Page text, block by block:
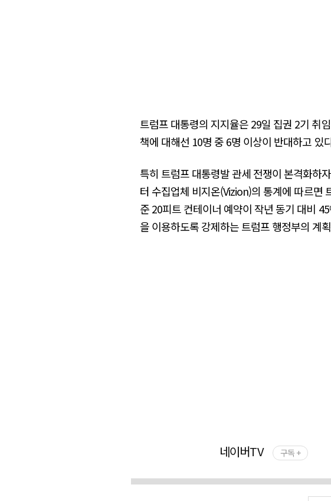
트럼프 대통령의 지지율은 29일 집권 2기 취
책에 대해선 10명 중 6명 이상이 반대하고 있
특히 트럼프 대통령발 관세 전쟁이 본격화하
터 수집업체 비지온(Vizion)의 통계에 따르면
준 20피트 컨테이너 예약이 작년 동기 대비
을 이용하도록 강제하는 트럼프 행정부의 계
네이버TV 구독 +